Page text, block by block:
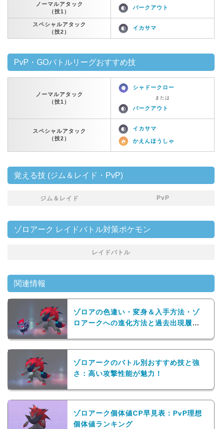
ノーマルアタック
（技1）
バークアウト
スペシャルアタック
（技2）
イカサマ
PvP・GOバトルリーグおすすめ技
ノーマルアタック
（技1）
シャドークロー
または
バークアウト
スペシャルアタック
（技2）
イカサマ
かえんほうしゃ
覚える技 (ジム＆レイド・PvP)
ジム＆レイド PvP
ゾロアーク レイドバトル対策ポケモン
レイドバトル
関連情報
ゾロアの色違い・変身＆入手方法・ゾ
ロアークへの進化方法と過去出現履歴
ゾロアークのバトル別おすすめ技と強
さ：高い攻撃性能が魅力！
ゾロアーク個体値CP早見表：PvP理想
個体値ランキング